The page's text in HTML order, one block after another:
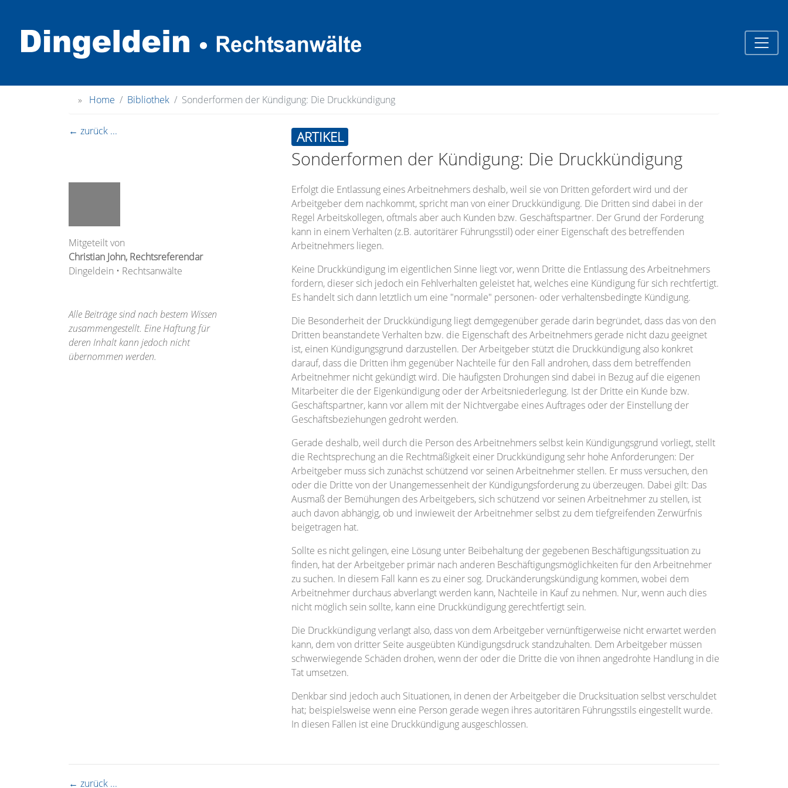
» Home Bibliothek Sonderformen der Kündigung: Die Druckkündigung
ARTIKEL
Sonderformen der Kündigung: Die Druckkündigung
← zurück ...
Erfolgt die Entlassung eines Arbeitnehmers deshalb, weil sie von Dritten gefordert wird und der
Arbeitgeber dem nachkommt, spricht man von einer Druckkündigung. Die Dritten sind dabei in der
Regel Arbeitskollegen, oftmals aber auch Kunden bzw. Geschäftspartner. Der Grund der Forderung
kann in einem Verhalten (z.B. autoritärer Führungsstil) oder einer Eigenschaft des betreffenden
Arbeitnehmers liegen.
Keine Druckkündigung im eigentlichen Sinne liegt vor, wenn Dritte die Entlassung des Arbeitnehmers
fordern, dieser sich jedoch ein Fehlverhalten geleistet hat, welches eine Kündigung für sich rechtfertigt.
Es handelt sich dann letztlich um eine "normale" personen- oder verhaltensbedingte Kündigung.
Die Besonderheit der Druckkündigung liegt demgegenüber gerade darin begründet, dass das von den
Dritten beanstandete Verhalten bzw. die Eigenschaft des Arbeitnehmers gerade nicht dazu geeignet
ist, einen Kündigungsgrund darzustellen. Der Arbeitgeber stützt die Druckkündigung also konkret
darauf, dass die Dritten ihm gegenüber Nachteile für den Fall androhen, dass dem betreffenden
Arbeitnehmer nicht gekündigt wird. Die häufigsten Drohungen sind dabei in Bezug auf die eigenen
Mitarbeiter die der Eigenkündigung oder der Arbeitsniederlegung. Ist der Dritte ein Kunde bzw.
Geschäftspartner, kann vor allem mit der Nichtvergabe eines Auftrages oder der Einstellung der
Geschäftsbeziehungen gedroht werden.
Gerade deshalb, weil durch die Person des Arbeitnehmers selbst kein Kündigungsgrund vorliegt, stellt
die Rechtsprechung an die Rechtmäßigkeit einer Druckkündigung sehr hohe Anforderungen: Der
Arbeitgeber muss sich zunächst schützend vor seinen Arbeitnehmer stellen. Er muss versuchen, den
oder die Dritte von der Unangemessenheit der Kündigungsforderung zu überzeugen. Dabei gilt: Das
Ausmaß der Bemühungen des Arbeitgebers, sich schützend vor seinen Arbeitnehmer zu stellen, ist
auch davon abhängig, ob und inwieweit der Arbeitnehmer selbst zu dem tiefgreifenden Zerwürfnis
beigetragen hat.
Sollte es nicht gelingen, eine Lösung unter Beibehaltung der gegebenen Beschäftigungssituation zu
finden, hat der Arbeitgeber primär nach anderen Beschäftigungsmöglichkeiten für den Arbeitnehmer
zu suchen. In diesem Fall kann es zu einer sog. Druckänderungskündigung kommen, wobei dem
Arbeitnehmer durchaus abverlangt werden kann, Nachteile in Kauf zu nehmen. Nur, wenn auch dies
nicht möglich sein sollte, kann eine Druckkündigung gerechtfertigt sein.
Die Druckkündigung verlangt also, dass von dem Arbeitgeber vernünftigerweise nicht erwartet werden
kann, dem von dritter Seite ausgeübten Kündigungsdruck standzuhalten. Dem Arbeitgeber müssen
schwerwiegende Schäden drohen, wenn der oder die Dritte die von ihnen angedrohte Handlung in die
Tat umsetzen.
Denkbar sind jedoch auch Situationen, in denen der Arbeitgeber die Drucksituation selbst verschuldet
hat; beispielsweise wenn eine Person gerade wegen ihres autoritären Führungsstils eingestellt wurde.
In diesen Fällen ist eine Druckkündigung ausgeschlossen.
Mitgeteilt von
Christian John, Rechtsreferendar
Dingeldein • Rechtsanwälte
Alle Beiträge sind nach bestem Wissen
zusammengestellt. Eine Haftung für
deren Inhalt kann jedoch nicht
übernommen werden.
← zurück ...